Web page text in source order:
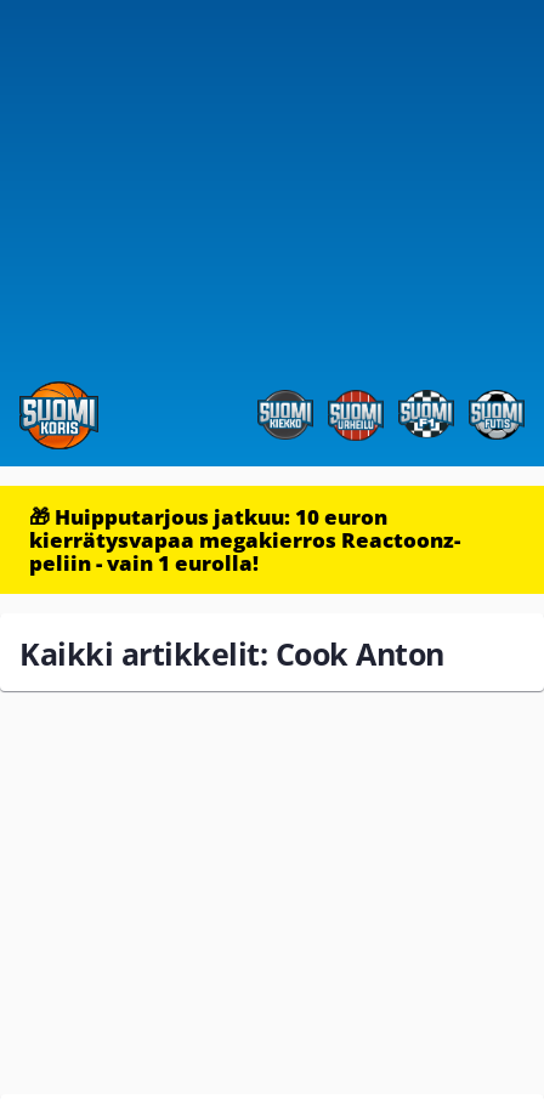
🎁 Huipputarjous jatkuu: 10 euron
kierrätysvapaa megakierros Reactoonz-
peliin - vain 1 eurolla!
Kaikki artikkelit: Cook Anton